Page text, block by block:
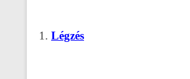
1. Légzés